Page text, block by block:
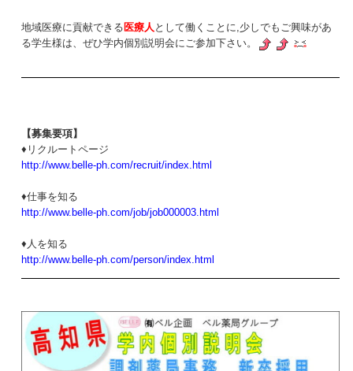
地域医療に貢献できる 医療人 として働くことに,少しでもご興味があ
る学生様は、ぜひ学内個別説明会にご参加下さい。
【募集要項】
♦リクルートページ
http://www.belle-ph.com/recruit/index.html
♦仕事を知る
http://www.belle-ph.com/job/job000003.html
♦人を知る
http://www.belle-ph.com/person/index.html